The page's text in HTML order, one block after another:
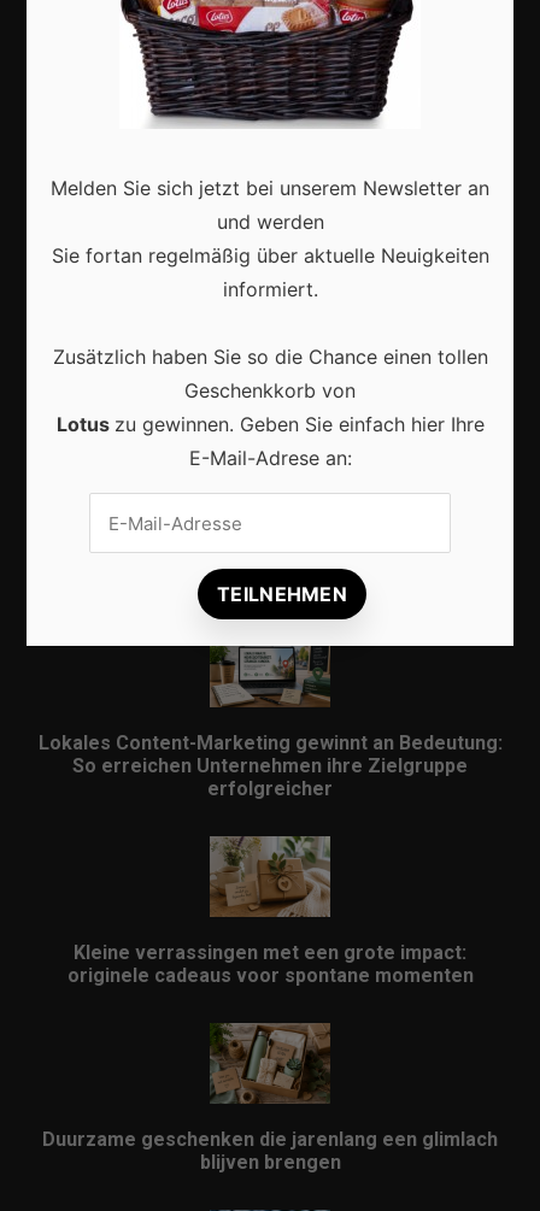
Erfolgsgeschichten
Webshops
Lokale Suchmaschinenoptimierung bleibt der
Schlüssel für mehr regionale Kunden
Lokales Content-Marketing gewinnt an Bedeutung:
So erreichen Unternehmen ihre Zielgruppe
erfolgreicher
Kleine verrassingen met een grote impact:
originele cadeaus voor spontane momenten
Duurzame geschenken die jarenlang een glimlach
blijven brengen
Melden Sie sich jetzt bei unserem Newsletter an
und werden
Sie fortan regelmäßig über aktuelle Neuigkeiten
informiert.
Zusätzlich haben Sie so die Chance einen tollen
Geschenkkorb von
Lotus zu gewinnen. Geben Sie einfach hier Ihre
E-Mail-Adrese an: